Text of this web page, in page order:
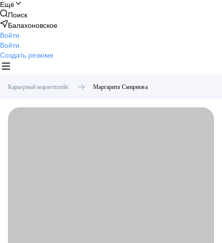
Ещё
Поиск
Балахоновское
Войти
Войти
Создать резюме
Карьерный маркетплейс Маргарита Смирнова